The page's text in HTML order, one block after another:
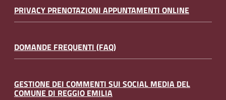
PRIVACY PRENOTAZIONI APPUNTAMENTI ONLINE
DOMANDE FREQUENTI (FAQ)
GESTIONE DEI COMMENTI SUI SOCIAL MEDIA DEL
COMUNE DI REGGIO EMILIA